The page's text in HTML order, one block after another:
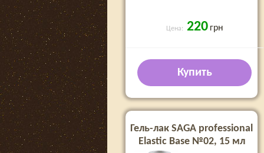
Цена: 220 грн
Купить
Гель-лак SAGA professional
Elastic Base №02, 15 мл